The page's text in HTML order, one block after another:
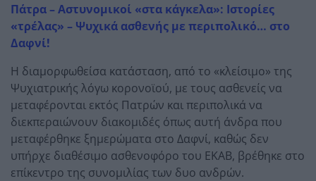
Πάτρα – Αστυνομικοί «στα κάγκελα»: Ιστορίες
«τρέλας» – Ψυχικά ασθενής με περιπολικό… στο
Δαφνί!
Η διαμορφωθείσα κατάσταση, από το «κλείσιμο» της
Ψυχιατρικής λόγω κορονοϊού, με τους ασθενείς να
μεταφέρονται εκτός Πατρών και περιπολικά να
διεκπεραιώνουν διακομιδές όπως αυτή άνδρα που
μεταφέρθηκε ξημερώματα στο Δαφνί, καθώς δεν
υπήρχε διαθέσιμο ασθενοφόρο του ΕΚΑΒ, βρέθηκε στο
επίκεντρο της συνομιλίας των δυο ανδρών.